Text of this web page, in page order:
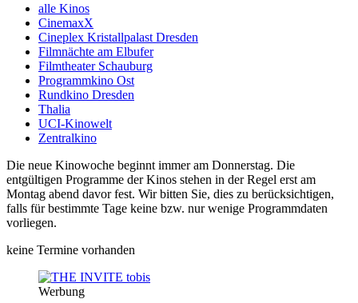
alle Kinos
CinemaxX
Cineplex Kristallpalast Dresden
Filmnächte am Elbufer
Filmtheater Schauburg
Programmkino Ost
Rundkino Dresden
Thalia
UCI-Kinowelt
Zentralkino
Die neue Kinowoche beginnt immer am Donnerstag. Die
entgültigen Programme der Kinos stehen in der Regel erst am
Montag abend davor fest. Wir bitten Sie, dies zu berücksichtigen,
falls für bestimmte Tage keine bzw. nur wenige Programmdaten
vorliegen.
keine Termine vorhanden
Werbung